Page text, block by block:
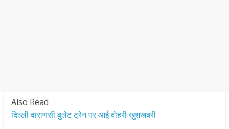
Also Read
दिल्ली वाराणसी बुलेट ट्रेन पर आई दोहरी खुशखबरी